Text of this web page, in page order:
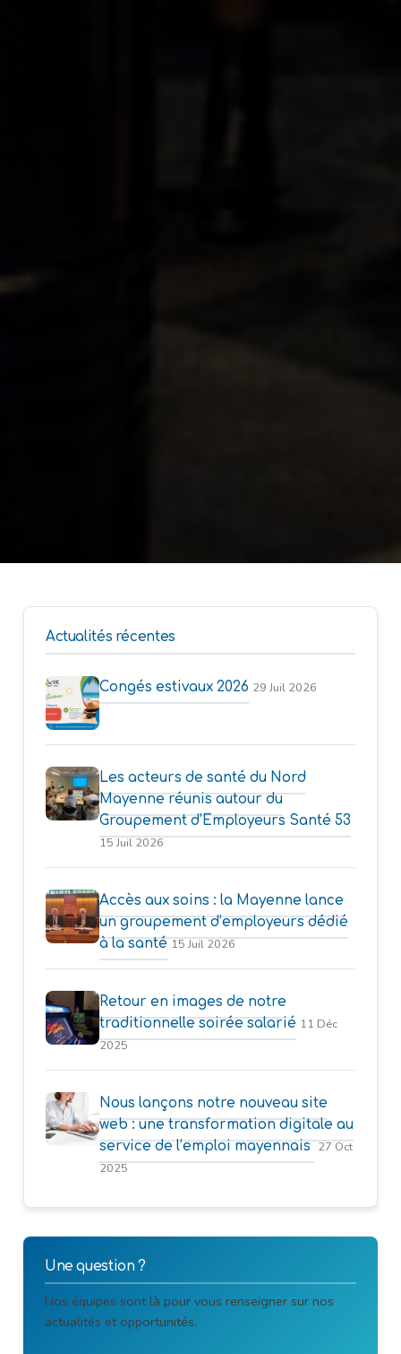
Actualités récentes
Congés estivaux 2026 29 Juil 2026
Les acteurs de santé du Nord
Mayenne réunis autour du
Groupement d’Employeurs Santé 53
15 Juil 2026
Accès aux soins : la Mayenne lance
un groupement d’employeurs dédié
à la santé 15 Juil 2026
Retour en images de notre
traditionnelle soirée salarié 11 Déc
2025
Nous lançons notre nouveau site
web : une transformation digitale au
service de l’emploi mayennais 27 Oct
2025
Une question ?
Nos équipes sont là pour vous renseigner sur nos
actualités et opportunités.